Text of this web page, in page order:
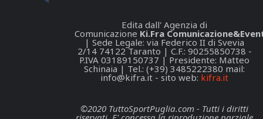
Edita dall' Agenzia di
Comunicazione Ki.Fra
| Sede Legale: via Federico II di Svevia
2/14 74122 Taranto | C.F.: 90255850738 -
P.IVA 03189150737 | Presidente: Matteo
Schinaia | Tel.: (+39) 3485222380 mail:
info@kifra.it - sito web: kifra.it
©2020 TuttoSportPuglia.com - Tutti i diritti